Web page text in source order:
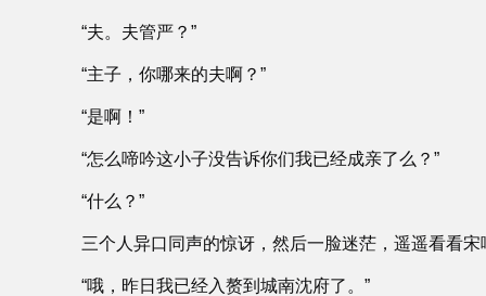
“夫。夫管严？”
“主子，你哪来的夫啊？”
“是啊！”
“怎么啼吟这小子没告诉你们我已经成亲了么？”
“什么？”
三个人异口同声的惊讶，然后一脸迷茫，遥遥看看
“哦，昨日我已经入赘到城南沈府了。”